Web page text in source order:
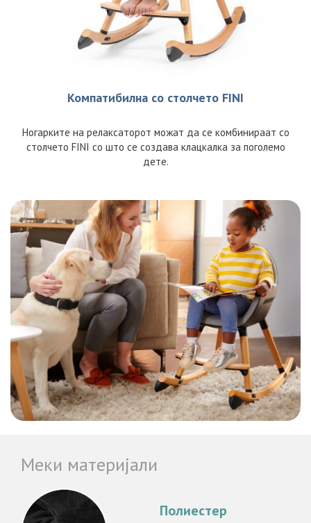
Компатибилна со столчето FINI
Ногарките на релаксаторот можат да се комбинираат со
столчето FINI со што се создава клацкалка за поголемо
дете.
Меки материјали
Полиестер